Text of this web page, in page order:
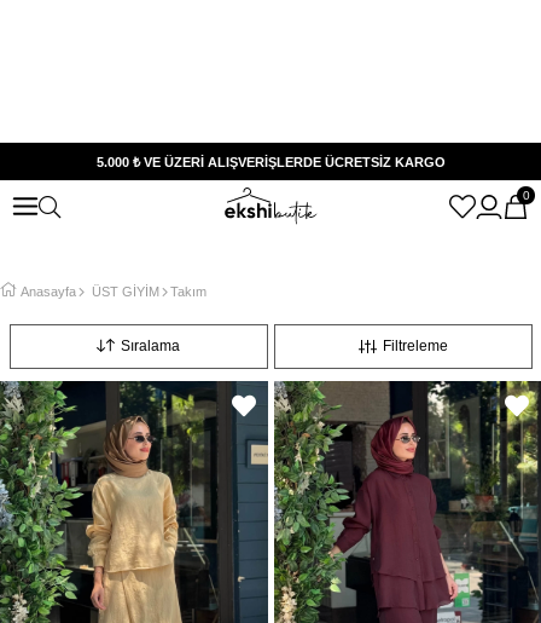
5.000 ₺ VE ÜZERİ ALIŞVERİŞLERDE ÜCRETSİZ KARGO
0
Anasayfa ÜST GİYİM Takım
Filtreleme
Sıralama